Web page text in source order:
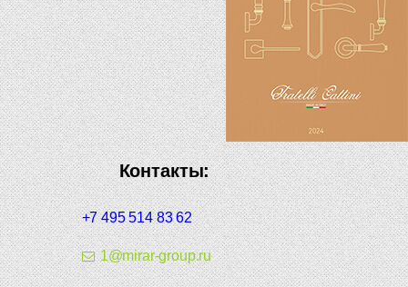
Контакты:
+7 495 514 83 62
1@mirar-group.ru